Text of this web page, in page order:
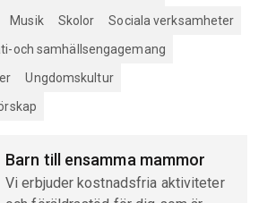
Musik Skolor
Sociala verksamheter
och samhällsengagemang
Ungdomskultur
Barn till ensamma mammor
Vi erbjuder kostnadsfria aktiviteter